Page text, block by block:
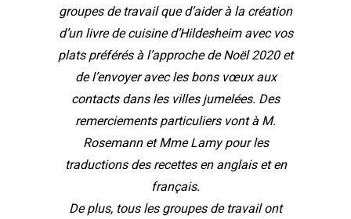
groupes de travail que d’aider à la création
d’un livre de cuisine d’Hildesheim avec vos
plats préférés à l’approche de Noël 2020 et
de l’envoyer avec les bons vœux aux
contacts dans les villes jumelées. Des
remerciements particuliers vont à M.
Rosemann et Mme Lamy pour les
traductions des recettes en anglais et en
français.
De plus, tous les groupes de travail ont